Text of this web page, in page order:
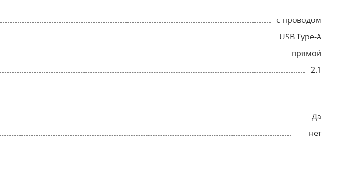
с проводом
USB Type-A
прямой
2.1
Да
нет